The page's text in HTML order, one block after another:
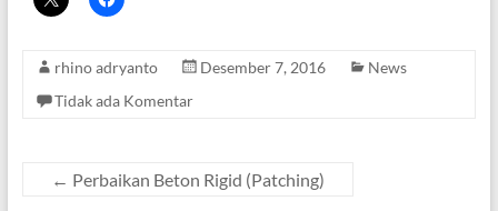
rhino adryanto Desember 7, 2016
News
Tidak ada Komentar
← Perbaikan Beton Rigid (Patching)